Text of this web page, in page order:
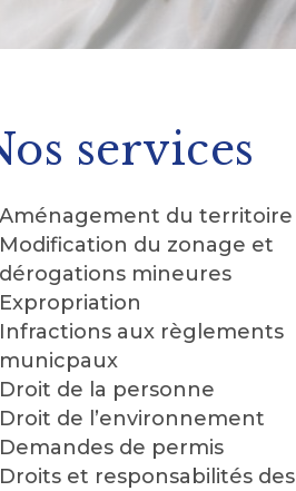
services
Aménagement du territoire
Modification du zonage et
dérogations mineures
Expropriation
Infractions aux règlements
municpaux
Droit de la personne
Droit de l’environnement
Demandes de permis
Droits et responsabilités des